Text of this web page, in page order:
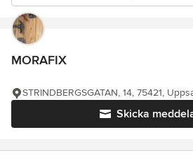
MORAFIX
Skicka
STRINDBERGSGATAN, 14, 75421,